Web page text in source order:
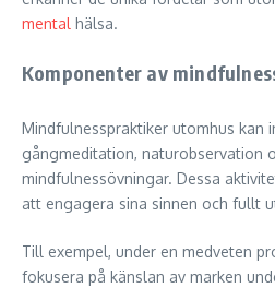
mental hälsa.
Komponenter av
Mindfulnesspraktiker utomhus kan
gångmeditation, naturobservation
mindfulnessövningar. Dessa
att engagera sina sinnen och fullt
Till exempel, under en medveten
fokusera på känslan av marken